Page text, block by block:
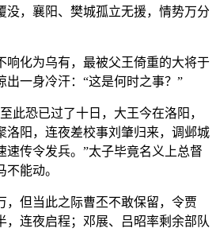
没，襄阳、樊城孤立无援，情势万分
响化为乌有，最被父王倚重的大将于
出一身冷汗：“这是何时之事？”
此恐已过了十日，大王今在洛阳，
洛阳，连夜差校事刘肇归来，调邺城
速传令发兵。”太子毕竟名义上总督
能动。
，但当此之际曹丕不敢保留，令贾
，连夜启程；邓展、吕昭率剩余部队